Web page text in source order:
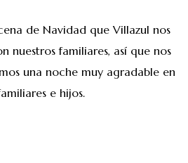
de Navidad que Villazul nos
nuestros familiares, así que nos
una noche muy agradable en
e hijos.